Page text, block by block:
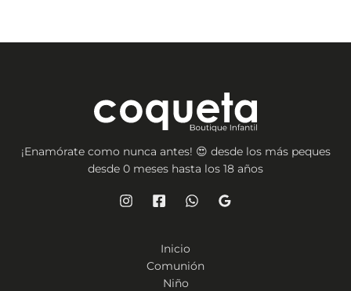
¡Enamórate como nunca antes! 😍 desde los más peques
desde 0 meses hasta los 18 años
Inicio
Comunión
Niño